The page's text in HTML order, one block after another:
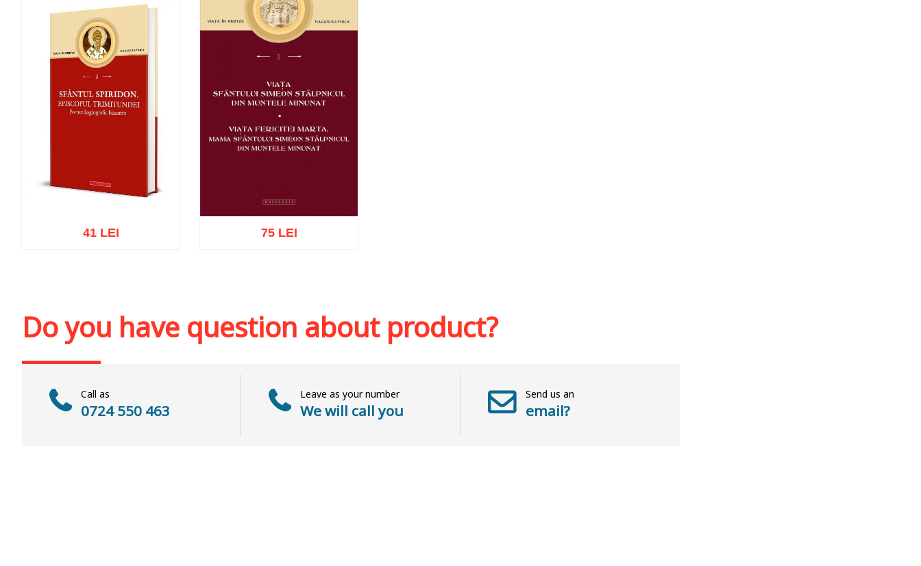
41 LEI 75 LEI
Do you have question about product?
Call as
0724 550 463
Leave as your number
We will call you
Send us an
email?